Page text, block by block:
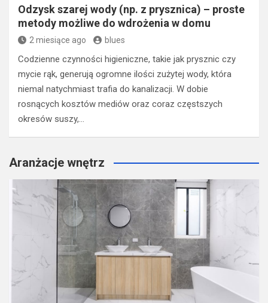
Odzysk szarej wody (np. z prysznica) – proste
metody możliwe do wdrożenia w domu
2 miesiące ago blues
Codzienne czynności higieniczne, takie jak prysznic czy
mycie rąk, generują ogromne ilości zużytej wody, która
niemal natychmiast trafia do kanalizacji. W dobie
rosnących kosztów mediów oraz coraz częstszych
okresów suszy,…
Aranżacje wnętrz